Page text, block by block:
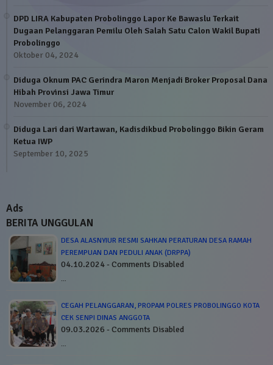
DPD LIRA Kabupaten Probolinggo Lapor Ke Bawaslu Terkait
Dugaan Pelanggaran Pemilu Oleh Salah Satu Calon Wakil Bupati
Probolinggo
Oktober 04, 2024
Diduga Oknum PAC Gerindra Maron Menjadi Broker Proposal Dana
Hibah Provinsi Jawa Timur
November 06, 2024
Diduga Lari dari Wartawan, Kadisdikbud Probolinggo Bikin Geram
Ketua IWP
September 10, 2025
Ads
BERITA UNGGULAN
DESA ALASNYIUR RESMI SAHKAN PERATURAN DESA RAMAH
PEREMPUAN DAN PEDULI ANAK (DRPPA)
04.10.2024 - Comments Disabled
…
CEGAH PELANGGARAN, PROPAM POLRES PROBOLINGGO KOTA
CEK SENPI DINAS ANGGOTA
09.03.2026 - Comments Disabled
…